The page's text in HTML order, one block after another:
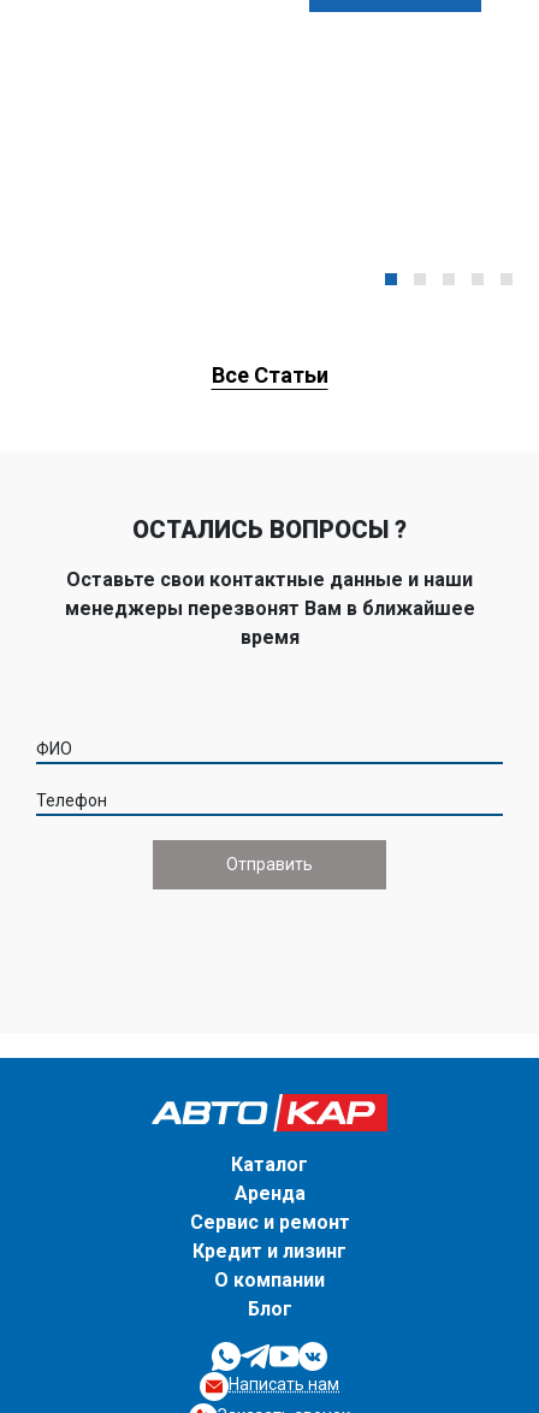
Все Статьи
ОСТАЛИСЬ ВОПРОСЫ ?
Оставьте свои контактные данные и наши
менеджеры перезвонят Вам в ближайшее
время
ФИО
Телефон
Каталог
Аренда
Сервис и ремонт
Кредит и лизинг
О компании
Блог
Написать нам